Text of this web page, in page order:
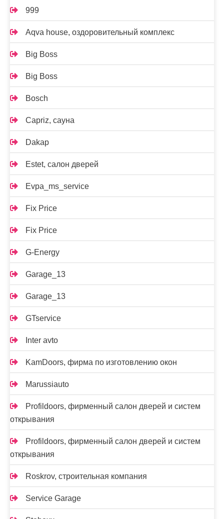
999
Aqva house, оздоровительный комплекс
Big Boss
Big Boss
Bosch
Capriz, сауна
Dakap
Estet, салон дверей
Evpa_ms_service
Fix Price
Fix Price
G-Energy
Garage_13
Garage_13
GTservice
Inter avto
KamDoors, фирма по изготовлению окон
Marussiauto
Profildoors, фирменный салон дверей и систем
открывания
Profildoors, фирменный салон дверей и систем
открывания
Roskrov, строительная компания
Service Garage